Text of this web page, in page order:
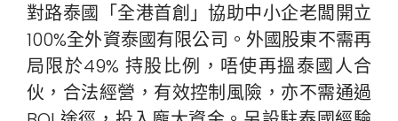
對路泰國「全港首創」協助中小企老闆開立
100%全外資泰國有限公司。外國股東不需再
局限於49% 持股比例，唔使再搵泰國人合
伙，合法經營，有效控制風險，亦不需通過